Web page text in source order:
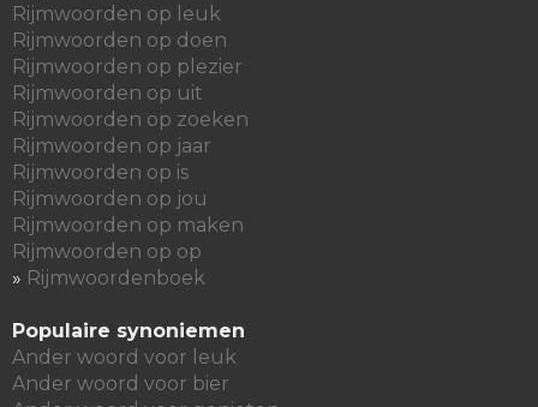
Rijmwoorden op leuk
Rijmwoorden op doen
Rijmwoorden op plezier
Rijmwoorden op uit
Rijmwoorden op zoeken
Rijmwoorden op jaar
Rijmwoorden op is
Rijmwoorden op jou
Rijmwoorden op maken
Rijmwoorden op op
» Rijmwoordenboek
Populaire synoniemen
Ander woord voor leuk
Ander woord voor bier